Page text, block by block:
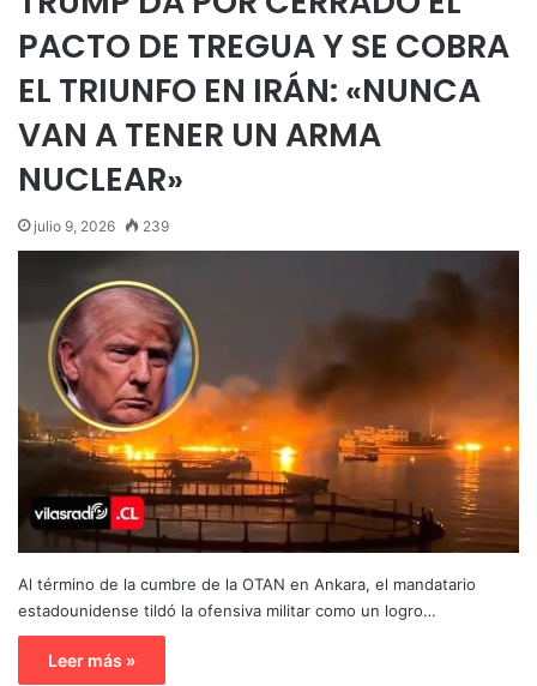
PACTO DE TREGUA Y SE COBRA
EL TRIUNFO EN IRÁN: «NUNCA
VAN A TENER UN ARMA
NUCLEAR»
julio 9, 2026 239
Al término de la cumbre de la OTAN en Ankara, el mandatario
estadounidense tildó la ofensiva militar como un logro…
Leer más »